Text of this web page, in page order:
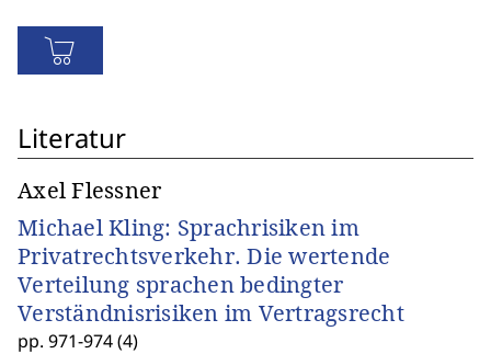
Literatur
Axel Flessner
Michael Kling: Sprachrisiken im
Privatrechtsverkehr. Die wertende
Verteilung sprachen bedingter
Verständnisrisiken im Vertragsrecht
pp. 971-974 (4)